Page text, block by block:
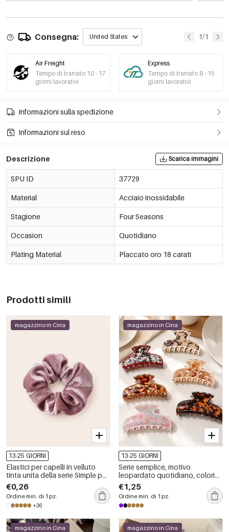
Consegna: United States 1/1
Air Freight
Tempo di transito 10 - 17
giorni lavorativi
Express
Tempo di transito 8 - 15
giorni lavorativi
Informazioni sulla spedizione
Informazioni sul reso
Descrizione Scarica immagini
SPU ID 37729
Material Acciaio inossidabile
Stagione Four Seasons
Occasion Quotidiano
Plating Material Placcato oro 18 carati
Prodotti simili
magazzino in Cina
13-25 GIORNI
Elastici per capelli in velluto
tinta unita della serie Simple per
tutti i giorni
€0,26
Ordine min. di 1 pz.
+36
magazzino in Cina
13-25 GIORNI
Serie semplice, motivo
leopardato quotidiano, colori
misti sfumati, unghie acriliche
per capelli
€1,25
Ordine min. di 1 pz.
magazzino in Cina magazzino in Cina